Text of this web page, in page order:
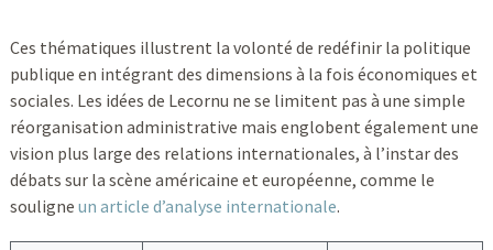
Ces thématiques illustrent la volonté de redéfinir la politique
publique en intégrant des dimensions à la fois économiques et
sociales. Les idées de Lecornu ne se limitent pas à une simple
réorganisation administrative mais englobent également une
vision plus large des relations internationales, à l’instar des
débats sur la scène américaine et européenne, comme le
souligne un article d’analyse internationale.